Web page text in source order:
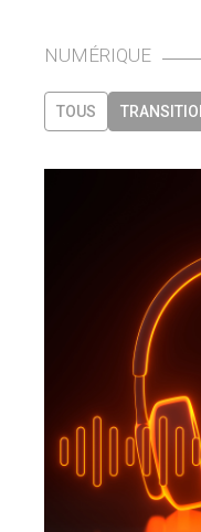
NUMÉRIQUE
TOUS